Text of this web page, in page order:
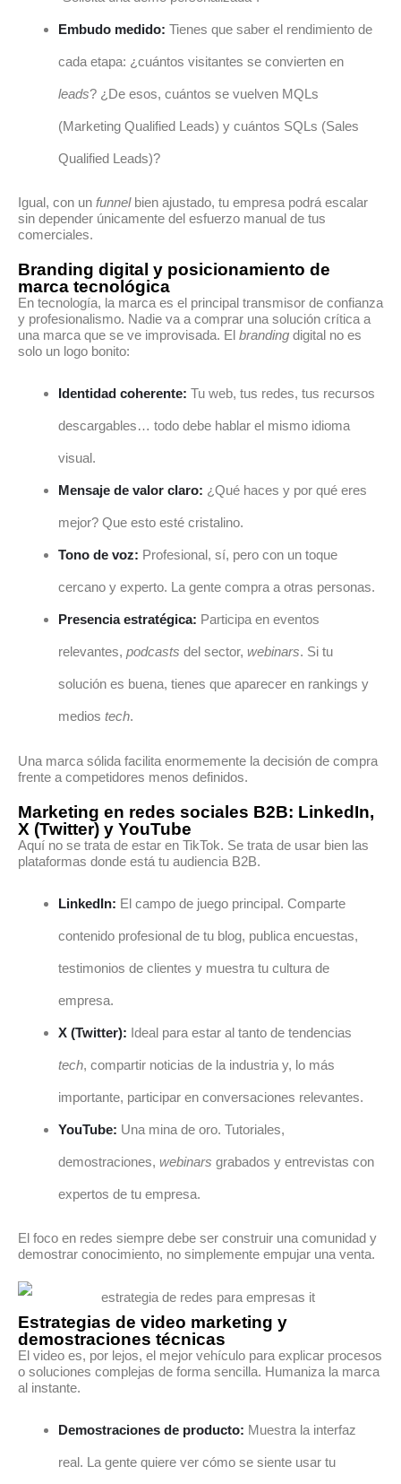
Embudo medido: Tienes que saber el rendimiento de
cada etapa: ¿cuántos visitantes se convierten en
leads? ¿De esos, cuántos se vuelven MQLs
(Marketing Qualified Leads) y cuántos SQLs (Sales
Qualified Leads)?
Igual, con un funnelbien ajustado, tu empresa podrá escalar
sin depender únicamente del esfuerzo manual de tus
comerciales.
Branding digital y posicionamiento de
marca tecnológica
En tecnología, la marca es el principal transmisor de confianza
y profesionalismo. Nadie va a comprar una solución crítica a
una marca que se ve improvisada. El branding digital no es
solo un logo bonito:
Identidad coherente: Tu web, tus redes, tus recursos
descargables… todo debe hablar el mismo idioma
visual.
Mensaje de valor claro: ¿Qué haces y por qué eres
mejor? Que esto esté cristalino.
Tono de voz: Profesional, sí, pero con un toque
cercano y experto. La gente compra a otras personas.
Presencia estratégica: Participa en eventos
relevantes, podcasts del sector, webinars. Si tu
solución es buena, tienes que aparecer en rankings y
medios tech.
Una marca sólida facilita enormemente la decisión de compra
frente a competidores menos definidos.
Marketing en redes sociales B2B: LinkedIn,
X (Twitter) y YouTube
Aquí no se trata de estar en TikTok. Se trata de usar bien las
plataformas donde está tu audiencia B2B.
LinkedIn: El campo de juego principal. Comparte
contenido profesional de tu blog, publica encuestas,
testimonios de clientes y muestra tu cultura de
empresa.
X (Twitter): Ideal para estar al tanto de tendencias
tech, compartir noticias de la industria y, lo más
importante, participar en conversaciones relevantes.
YouTube: Una mina de oro. Tutoriales,
demostraciones, webinars grabados y entrevistas con
expertos de tu empresa.
El foco en redes siempre debe ser construir una comunidad y
demostrar conocimiento, no simplemente empujar una venta.
Estrategias de video marketing y
demostraciones técnicas
El video es, por lejos, el mejor vehículo para explicar procesos
o soluciones complejas de forma sencilla. Humaniza la marca
al instante.
Demostraciones de producto: Muestra la interfaz
real. La gente quiere ver cómo se siente usar tu